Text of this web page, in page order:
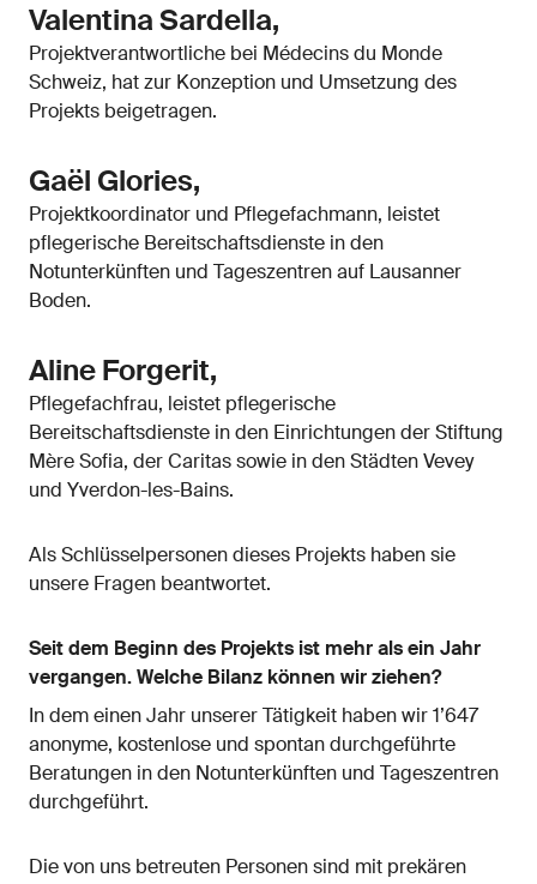
Valentina Sardella,
Projektverantwortliche bei Médecins du Monde
Schweiz, hat zur Konzeption und Umsetzung des
Projekts beigetragen.
Gaël Glories,
Projektkoordinator und Pflegefachmann, leistet
pflegerische Bereitschaftsdienste in den
Notunterkünften und Tageszentren auf Lausanner
Boden.
Aline Forgerit,
Pflegefachfrau, leistet pflegerische
Bereitschaftsdienste in den Einrichtungen der Stiftung
Mère Sofia, der Caritas sowie in den Städten Vevey
und Yverdon-les-Bains.
Als Schlüsselpersonen dieses Projekts haben sie
unsere Fragen beantwortet.
Seit dem Beginn des Projekts ist mehr als ein Jahr
vergangen. Welche Bilanz können wir ziehen?
In dem einen Jahr unserer Tätigkeit haben wir 1’647
anonyme, kostenlose und spontan durchgeführte
Beratungen in den Notunterkünften und Tageszentren
durchgeführt.
Die von uns betreuten Personen sind mit prekären